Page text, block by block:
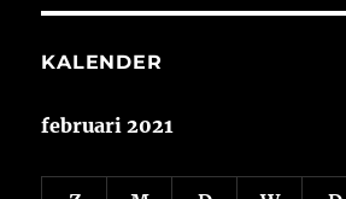
KALENDER
februari 2021